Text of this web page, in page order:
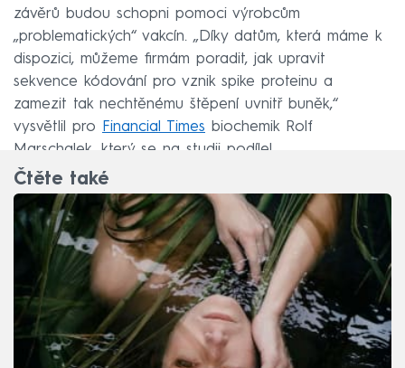
závěrů budou schopni pomoci výrobcům
„problematických“ vakcín. „Díky datům, která máme k
dispozici, můžeme firmám poradit, jak upravit
sekvence kódování pro vznik spike proteinu a
zamezit tak nechtěnému štěpení uvnitř buněk,“
vysvětlil pro
Financial Times biochemik Rolf
Marschalek, který se na studii podílel.
Čtěte také